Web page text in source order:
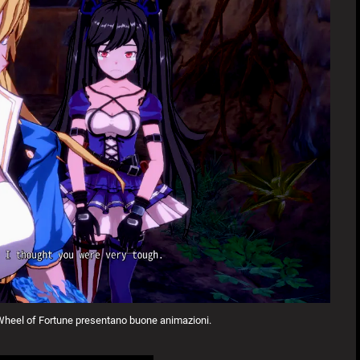
of Fortune presentano buone animazioni.